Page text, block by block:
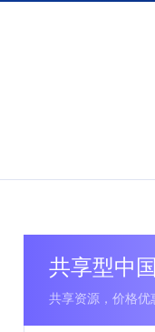
共享型中
共享资源，价格优